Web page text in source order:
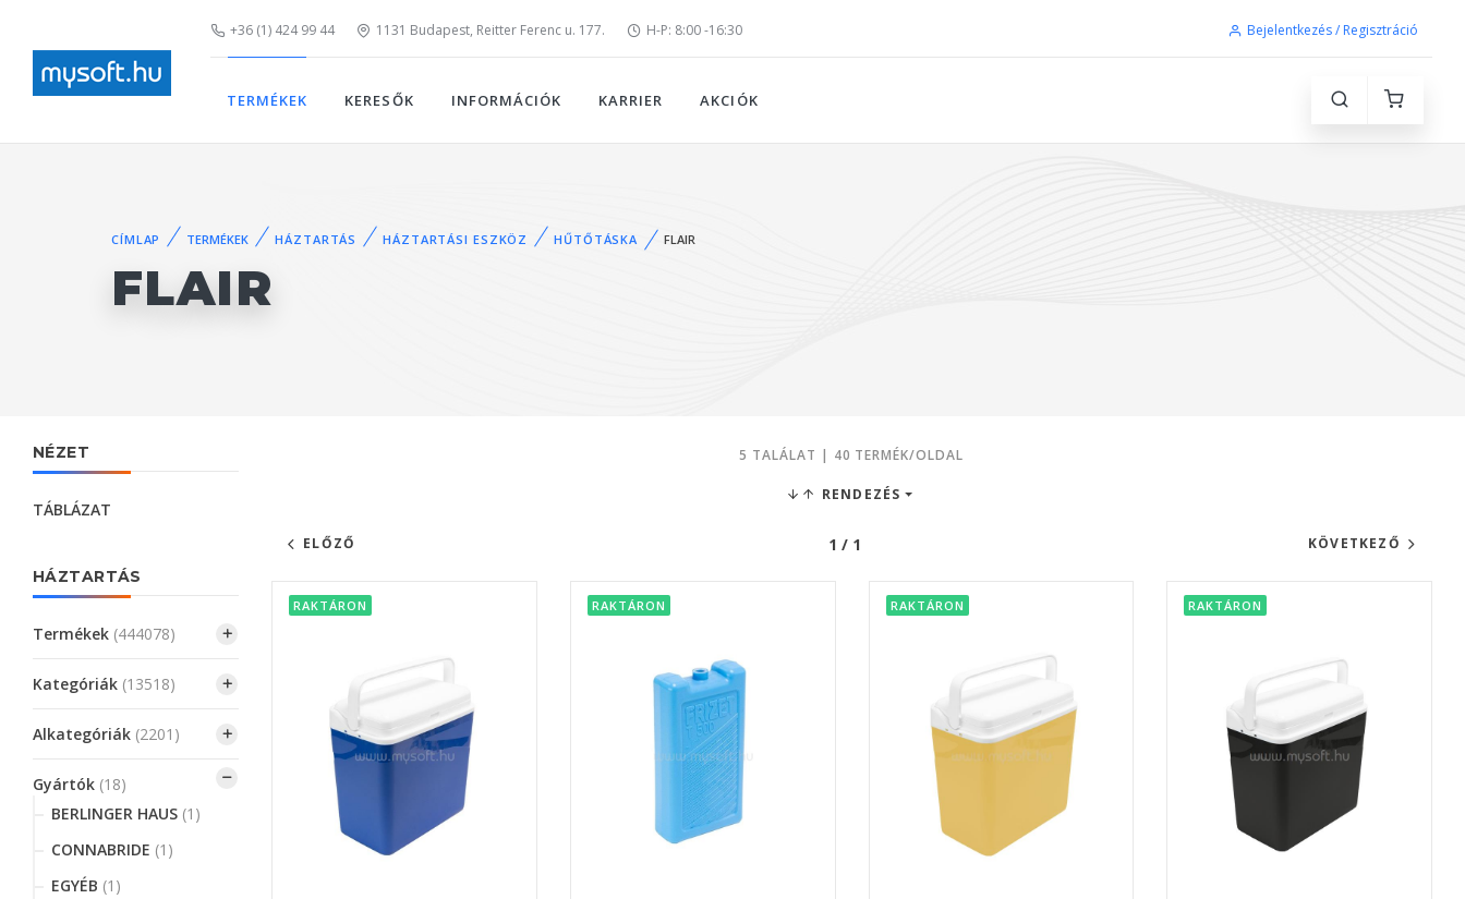
+36 (1) 424 99 44 1131 Budapest, Reitter Ferenc u. 177. H-P: 8:00 -16:30 Bejelentkezés / Regisztráció
TERMÉKEK KERESŐK INFORMÁCIÓK KARRIER AKCIÓK
CÍMLAP TERMÉKEK HÁZTARTÁS HÁZTARTÁSI ESZKÖZ HŰTŐTÁSKA FLAIR
FLAIR
NÉZET
TÁBLÁZAT
HÁZTARTÁS
Termékek (444078)
Kategóriák (13518)
Alkategóriák (2201)
Gyártók (18)
BERLINGER HAUS (1)
CONNABRIDE (1)
EGYÉB (1)
5 TALÁLAT | 40 TERMÉK/OLDAL
RENDEZÉS
ELŐZŐ 1 / 1 KÖVETKEZŐ
RAKTÁRON RAKTÁRON RAKTÁRON RAKTÁRON